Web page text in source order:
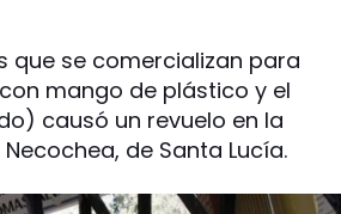
que se comercializan para
mango de plástico y el
causó un revuelo en la
de Santa Lucía.